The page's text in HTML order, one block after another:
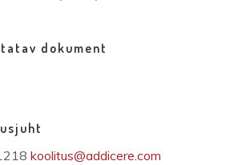
dokument
koolitus@addicere.com